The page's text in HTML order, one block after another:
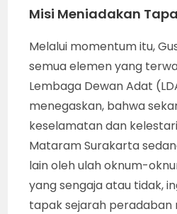
Misi Meniadakan
Melalui momentum itu,
semua elemen yang
Lembaga Dewan Adat
menegaskan, bahwa
keselamatan dan
Mataram Surakarta
lain oleh ulah oknum-
yang sengaja atau tidak,
tapak sejarah peradaban